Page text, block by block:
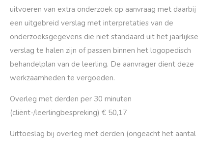
uitvoeren van extra onderzoek op aanvraag met daarbij
een uitgebreid verslag met interpretaties van de
onderzoeksgegevens die niet standaard uit het jaarlijkse
verslag te halen zijn of passen binnen het logopedisch
behandelplan van de leerling. De aanvrager dient deze
werkzaamheden te vergoeden.
Overleg met derden per 30 minuten
(cliënt-/leerlingbespreking) € 50,17
Uittoeslag bij overleg met derden (ongeacht het aantal